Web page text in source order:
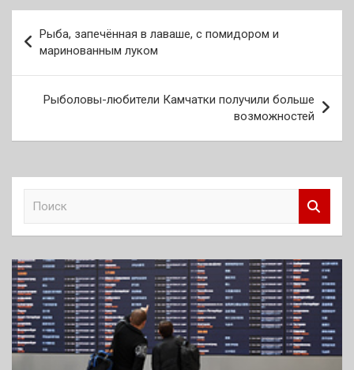
по
записям
Рыба, запечённая в лаваше, с помидором и
маринованным луком
Рыболовы-любители Камчатки получили больше
возможностей
к